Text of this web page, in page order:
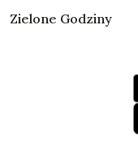
Zielone Godziny